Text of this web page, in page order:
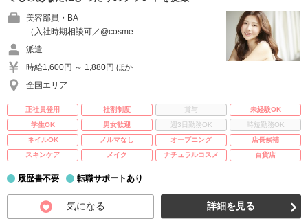
美容部員・BA
（入社時期相談可／@cosme …
派遣
時給1,600円 ～ 1,880円 ほか
全国エリア
正社員登用 社割制度 賞与
未経験OK
学生OK
男女歓迎 週3日勤務OK
時短勤務OK
ネイルOK
ノルマなし オープニング
店長候補
スキンケア
メイク ナチュラルコスメ 百貨店
履歴書不要 転職サポートあり
気になる 詳細を見る